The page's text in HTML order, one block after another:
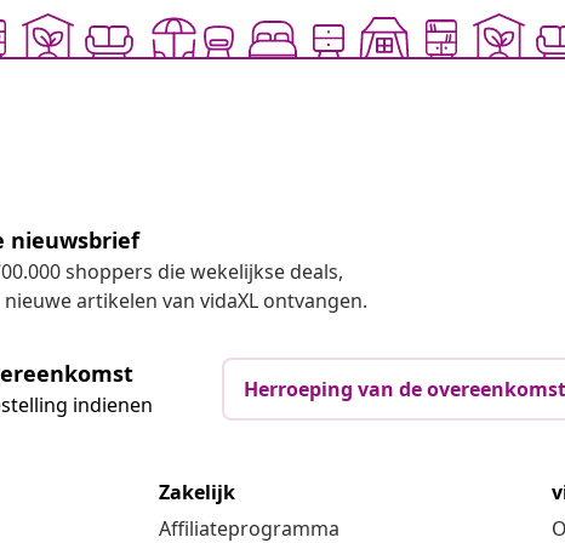
nieuwsbrief
shoppers die wekelijkse deals,
artikelen van vidaXL ontvangen.
indienen
Herroeping van de overeenkomst
Zakelijk
Affiliateprogramma